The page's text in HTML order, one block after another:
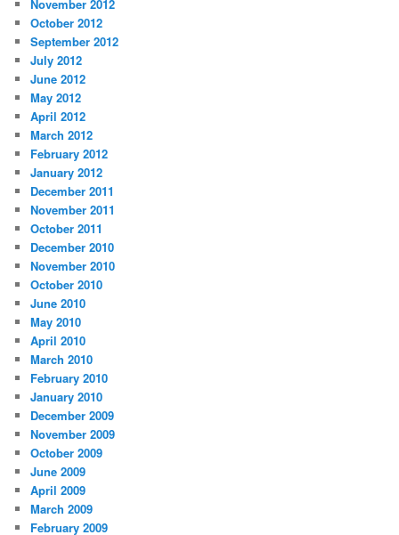
November 2012
October 2012
September 2012
July 2012
June 2012
May 2012
April 2012
March 2012
February 2012
January 2012
December 2011
November 2011
October 2011
December 2010
November 2010
October 2010
June 2010
May 2010
April 2010
March 2010
February 2010
January 2010
December 2009
November 2009
October 2009
June 2009
April 2009
March 2009
February 2009